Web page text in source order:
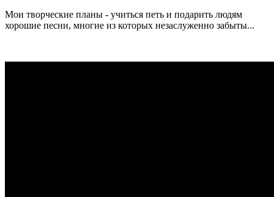
Мои творческие планы - учиться петь и подарить людям
хорошие песни, многие из которых незаслуженно забыты...